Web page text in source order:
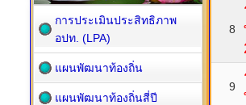
8
9
การประเมินประสิทธิภาพ
อปท. (LPA)
แผนพัฒนาท้องถิ่น
แผนพัฒนาท้องถิ่นสี่ปี